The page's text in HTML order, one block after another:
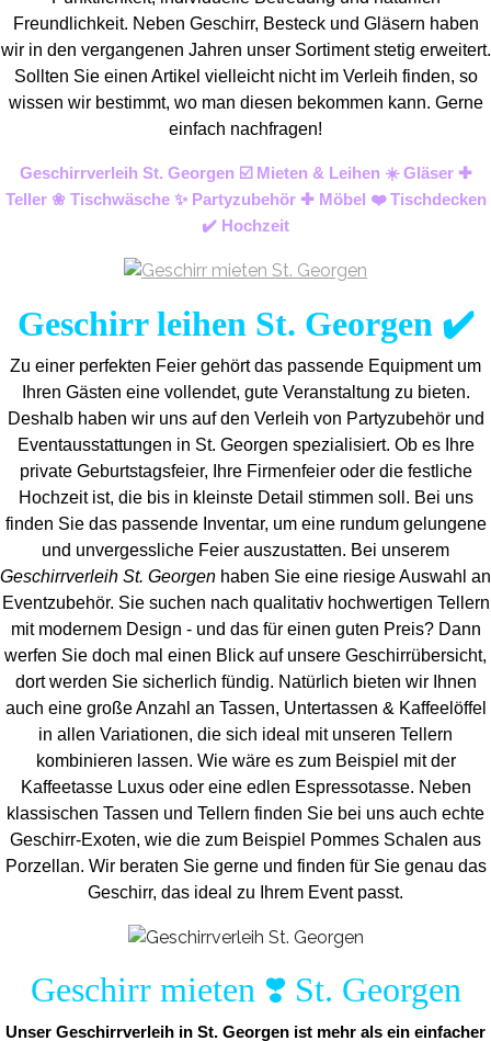
Freundlichkeit. Neben Geschirr, Besteck und Gläsern haben
wir in den vergangenen Jahren unser Sortiment stetig erweitert.
Sollten Sie einen Artikel vielleicht nicht im Verleih finden, so
wissen wir bestimmt, wo man diesen bekommen kann. Gerne
einfach nachfragen!
Geschirrverleih St. Georgen ☑️ Mieten & Leihen ☀️ Gläser ✚
Teller ❀ Tischwäsche ✨ Partyzubehör ✚ Möbel ❤️ Tischdecken
✔️ Hochzeit
Geschirr leihen St. Georgen ✔️
Zu einer perfekten Feier gehört das passende Equipment um
Ihren Gästen eine vollendet, gute Veranstaltung zu bieten.
Deshalb haben wir uns auf den Verleih von Partyzubehör und
Eventausstattungen in St. Georgen spezialisiert. Ob es Ihre
private Geburtstagsfeier, Ihre Firmenfeier oder die festliche
Hochzeit ist, die bis in kleinste Detail stimmen soll. Bei uns
finden Sie das passende Inventar, um eine rundum gelungene
und unvergess liche Feier auszustatten. Bei unserem
Geschirrverleih St. Georgen haben Sie eine riesige Auswahl an
Eventzubehör. Sie suchen nach qualitativ hochwertigen Tellern
mit modernem Design - und das für einen guten Preis? Dann
werfen Sie doch mal einen Blick auf unsere Geschirrübersicht,
dort werden Sie sicherlich fündig. Natürlich bieten wir Ihnen
auch eine große Anzahl an Tassen, Untertassen & Kaffeelöffel
in allen Variationen, die sich ideal mit unseren Tellern
kombinieren lassen. Wie wäre es zum Beispiel mit der
Kaffeetasse Luxus oder eine edlen Espressotasse. Neben
klassischen Tassen und Tellern finden Sie bei uns auch echte
Geschirr-Exoten, wie die zum Beispiel Pommes Schalen aus
Porzellan. Wir beraten Sie gerne und finden für Sie genau das
Geschirr, das ideal zu Ihrem Event passt.
Geschirr mieten ❣️ St. Georgen
Unser Geschirrverleih in St. Georgen ist mehr als ein einfacher